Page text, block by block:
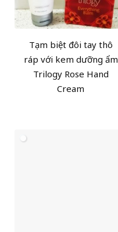
Tạm biệt đôi tay thô
ráp với kem dưỡng ẩm
Trilogy Rose Hand
Cream